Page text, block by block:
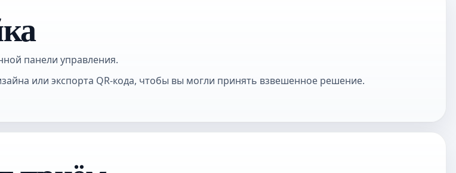
панели управления.
или экспорта QR-кода, чтобы вы могли принять взвешенное решение.